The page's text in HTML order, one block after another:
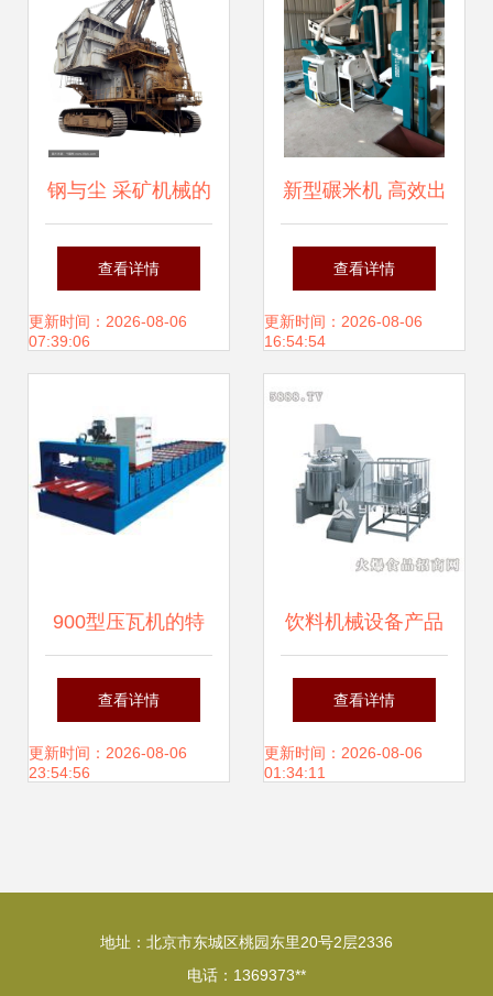
解析
钢与尘 采矿机械的
工业美学摄影
查看详情
更新时间：2026-08-06
07:39:06
新型碾米机 高效出
米、操作简便，高
清细节图尽在金谷
查看详情
更新时间：2026-08-06
16:54:54
900型压瓦机的特
点及用途详解
查看详情
更新时间：2026-08-06
23:54:56
饮料机械设备产品
库 推动饮品行业迈
向高效与创新
查看详情
更新时间：2026-08-06
01:34:11
地址：北京市东城区桃园东里20号2层2336
电话：1369373**